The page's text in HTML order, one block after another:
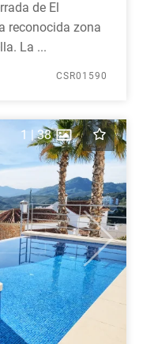
de El
reconocida zona
La ...
CSR01590
Next
1 |38